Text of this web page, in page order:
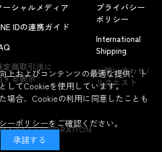
よくあるお問い合わせ
ーシャルメディア
IDの連携ガイド
定商取引法に
する表示
プライバシー
ポリシー
International
Shipping
お問い合わせ/
リクエスト
CORPORATION
上およびコンテンツの最適な提供、ト
してCookieを使用しています。
場合、Cookieの利用に同意したことも
ーポリシーをご確認ください。
承諾する